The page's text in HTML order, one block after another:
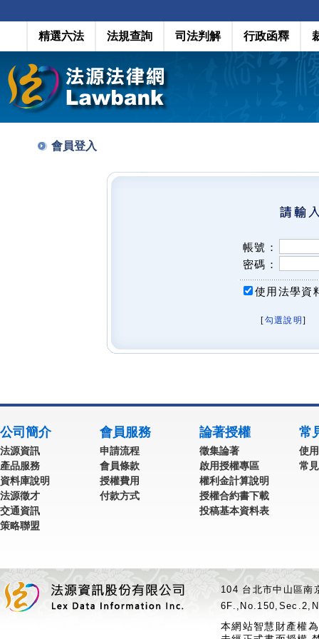
精選六法 法規查詢 司法判解 行政函釋
會員登入
帳號：
密碼：
使用法學資
[勾選說明 ]
公司簡介
法源資訊
產品服務
資料庫說明
法源徵才
交通資訊
策略聯盟
會員服務
申請流程
會員條款
授權費用
付款方式
論著授權
徵集論著
啟用授權專區
權利金計算說明
授權合約書下載
投稿基本資料表
常
使
常
104 台北市中山區
本網站智慧財產權